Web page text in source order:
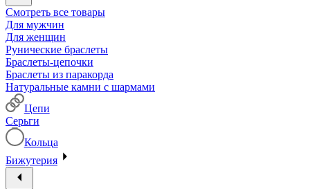
Смотреть все товары
Для мужчин
Для женщин
Рунические браслеты
Браслеты-цепочки
Браслеты из паракорда
Натуральные камни с шармами
Цепи
Серьги
Кольца
Бижутерия